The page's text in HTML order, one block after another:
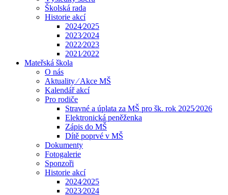
Školská rada
Historie akcí
2024⁄2025
2023⁄2024
2022⁄2023
2021⁄2022
Mateřská škola
O nás
Aktuality ⁄ Akce MŠ
Kalendář akcí
Pro rodiče
Stravné a úplata za MŠ pro šk. rok 2025⁄2026
Elektronická peněženka
Zápis do MŠ
Dítě poprvé v MŠ
Dokumenty
Fotogalerie
Sponzoři
Historie akcí
2024⁄2025
2023⁄2024